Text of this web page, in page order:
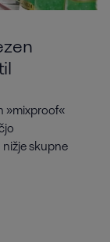
»mixproof«
skupne